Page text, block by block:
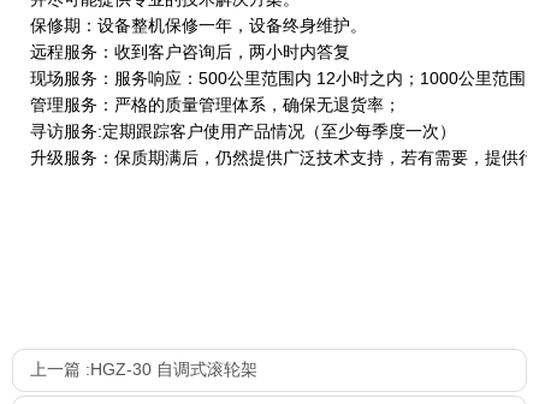
保修期：设备整机保修一年，设备终身维护。
远程服务：收到客户咨询后，两小时内答复
现场服务：服务响应：500公里范围内 12小时之内；1000公里范围
管理服务：严格的质量管理体系，确保无退货率；
寻访服务:定期跟踪客户使用产品情况（至少每季度一次）
升级服务：保质期满后，仍然提供广泛技术支持，若有需要，提供
上一篇 :HGZ-30 自调式滚轮架